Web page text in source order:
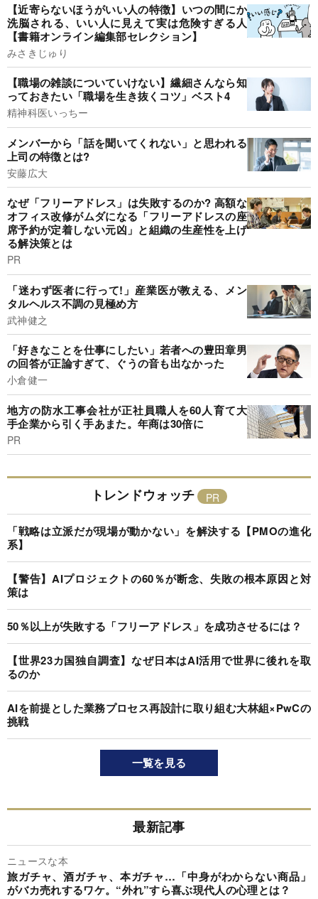
【近寄らないほうがいい人の特徴】いつの間にか
洗脳される、いい人に見えて実は危険すぎる人
【書籍オンライン編集部セレクション】
みさきじゅり
【職場の雑談についていけない】繊細さんなら知
っておきたい「職場を生き抜くコツ」ベスト4
精神科医いっちー
メンバーから「話を聞いてくれない」と思われる
上司の特徴とは?
安藤広大
なぜ「フリーアドレス」は失敗するのか? 高額な
オフィス改修がムダになる「フリーアドレスの座
席予約が定着しない元凶」と組織の生産性を上げ
る解決策とは
PR
「迷わず医者に行って!」産業医が教える、メン
タルヘルス不調の見極め方
武神健之
「好きなことを仕事にしたい」若者への豊田章男
の回答が正論すぎて、ぐうの音も出なかった
小倉健一
地方の防水工事会社が正社員職人を60人育て大
手企業から引く手あまた。年商は30倍に
PR
トレンドウォッチ
「戦略は立派だが現場が動かない」を解決する【PMOの進化
系】
【警告】AIプロジェクトの60％が断念、失敗の根本原因と対
策は
50％以上が失敗する「フリーアドレス」を成功させるには？
【世界23カ国独自調査】なぜ日本はAI活用で世界に後れを取
るのか
AIを前提とした業務プロセス再設計に取り組む大林組×PwCの
挑戦
一覧を見る
最新記事
ニュースな本
旅ガチャ、酒ガチャ、本ガチャ…「中身がわからない商品」
がバカ売れするワケ。“外れ”すら喜ぶ現代人の心理とは？